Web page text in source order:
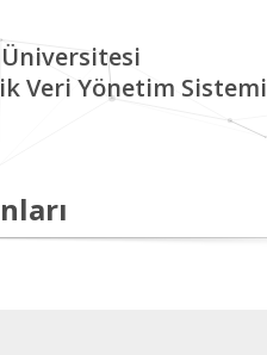
Veri Yönetim Sistemi